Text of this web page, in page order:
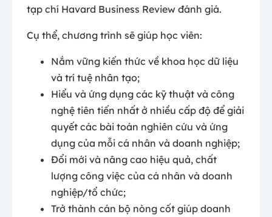
tạp chí Havard Business Review đánh giá.
Cụ thể, chương trình sẽ giúp học viên:
Nắm vững kiến thức về khoa học dữ liệu
và trí tuệ nhân tạo;
Hiểu và ứng dụng các kỹ thuật và công
nghệ tiên tiến nhất ở nhiều cấp độ để giải
quyết các bài toán nghiên cứu và ứng
dụng của mỗi cá nhân và doanh nghiệp;
Đổi mới và nâng cao hiệu quả, chất
lượng công việc của cá nhân và doanh
nghiệp/tổ chức;
Trở thành cán bộ nòng cốt giúp doanh